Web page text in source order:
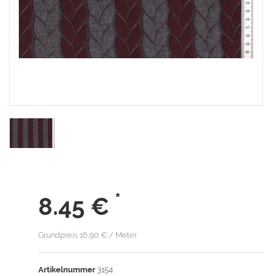
8.45 € *
Grundpreis 16,90 € / Meter
Artikelnummer 3154